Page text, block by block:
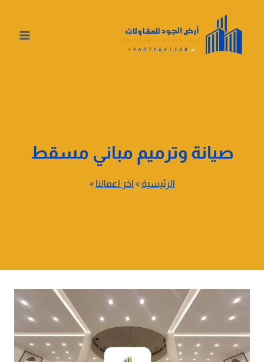
صيانة وترميم مباني مسقط
الرئيسية » اخر اعمالنا »